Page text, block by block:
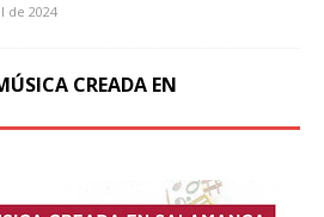
de 2024
CREADA EN